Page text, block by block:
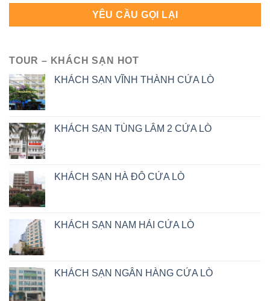
TOUR – KHÁCH SẠN HOT
KHÁCH SẠN VĨNH THÀNH CỬA LÒ
KHÁCH SẠN TÙNG LÂM 2 CỬA LÒ
KHÁCH SẠN HÀ ĐÔ CỬA LÒ
KHÁCH SẠN NAM HẢI CỬA LÒ
KHÁCH SẠN NGÂN HÀNG CỬA LÒ